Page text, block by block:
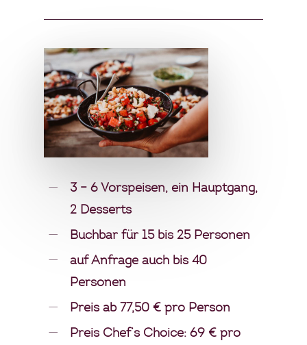
3 – 6 Vorspeisen, ein Hauptgang,
2 Desserts
Buchbar für 15 bis 25 Personen
auf Anfrage auch bis 40
Personen
Preis ab 77,50 € pro Person
Preis Chef’s Choice: 69 € pro